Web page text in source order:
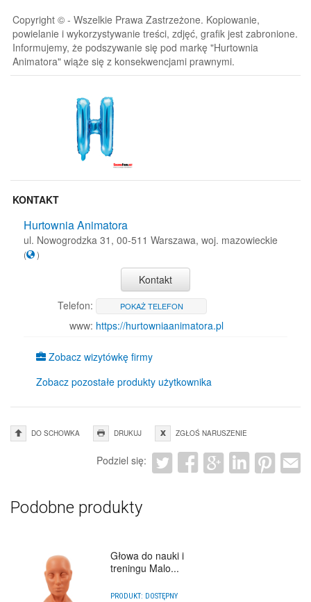
Copyright © - Wszelkie Prawa Zastrzeżone. Kopiowanie,
powielanie i wykorzystywanie treści, zdjęć, grafik jest zabronione.
Informujemy, że podszywanie się pod markę "Hurtownia
Animatora" wiąże się z konsekwencjami prawnymi.
KONTAKT
Hurtownia Animatora
ul. Nowogrodzka 31, 00-511 Warszawa, woj. mazowieckie
( )
Kontakt
Telefon:
POKAŻ TELEFON
www: https://hurtowniaanimatora.pl
Zobacz wizytówkę firmy
Zobacz pozostałe produkty użytkownika
DO SCHOWKA DRUKUJ ZGŁOŚ NARUSZENIE
Podziel się:
Podobne produkty
Głowa do nauki i
treningu Malo...
PRODUKT: DOSTĘPNY